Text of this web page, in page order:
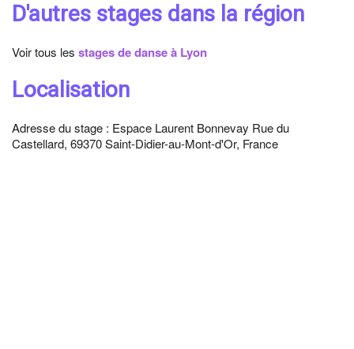
D'autres stages dans la région
Voir tous les stages de danse à Lyon
Localisation
Adresse du stage : Espace Laurent Bonnevay Rue du
Castellard, 69370 Saint-Didier-au-Mont-d'Or, France